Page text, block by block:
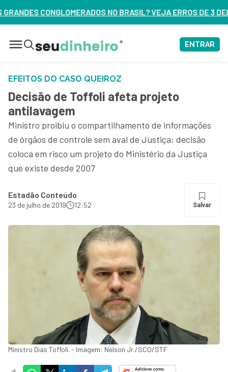
NO BRASIL? VEJA ERROS DE 3 DELES – ASSISTA AGORA
ENTRAR
EFEITOS DO CASO QUEIROZ
Decisão de Toffoli afeta projeto
antilavagem
Ministro proibiu o compartilhamento de informações
de órgãos de controle sem aval de Justiça; decisão
coloca em risco um projeto do Ministério da Justiça
que existe desde 2007
Estadão Conteúdo
23 de julho de 2019 12:52 Salvar
Ministro Dias Toffoli. - Imagem: Nelson Jr./SCO/STF